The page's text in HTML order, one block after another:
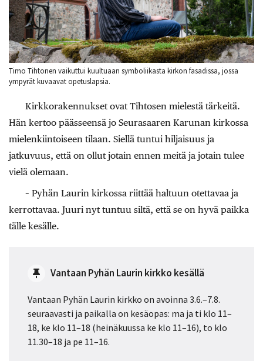
Timo Tihtonen vaikuttui kuultuaan symboliikasta kirkon fasadissa, jossa
ympyrät kuvaavat opetuslapsia.
Kirkkorakennukset ovat Tihtosen mielestä tärkeitä.
Hän kertoo päässeensä jo Seurasaaren Karunan kirkossa
mielenkiintoiseen tilaan. Siellä tuntui hiljaisuus ja
jatkuvuus, että on ollut jotain ennen meitä ja jotain tulee
vielä olemaan.
– Pyhän Laurin kirkossa riittää haltuun otettavaa ja
kerrottavaa. Juuri nyt tuntuu siltä, että se on hyvä paikka
tälle kesälle.
Vantaan Pyhän Laurin kirkko kesällä
Vantaan Pyhän Laurin kirkko on avoinna 3.6.–7.8.
seuraavasti ja paikalla on kesäopas: ma ja ti klo 11–
18, ke klo 11–18 (heinäkuussa ke klo 11–16), to klo
11.30–18 ja pe 11–16.